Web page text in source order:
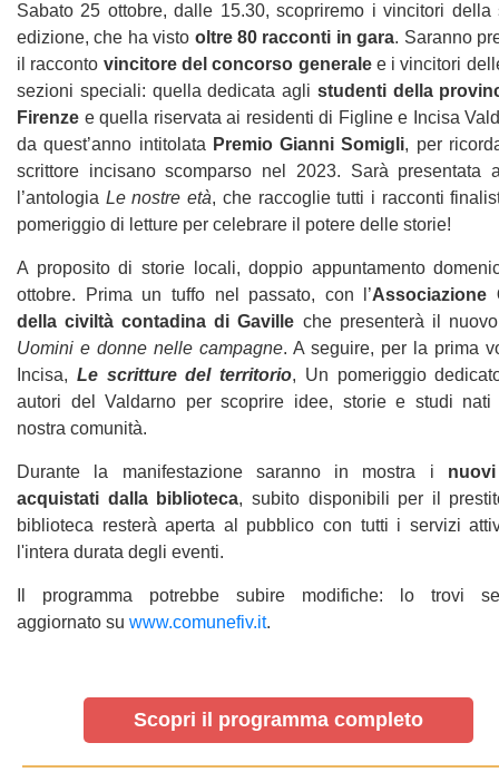
Sabato 25 ottobre, dalle 15.30, scopriremo i vincitori della
edizione, che ha visto oltre 80 racconti in gara. Saranno
il racconto vincitore del concorso generalee i vincitori
sezioni speciali: quella dedicata agli studenti della
Firenze e quella riservata ai residenti di Figline e Incisa
da quest’anno intitolata Premio Gianni Somigli, per
scrittore incisano scomparso nel 2023. Sarà presentata
l’antologia Le nostre età, che raccoglie tutti i racconti
pomeriggio di letture per celebrare il potere delle storie!
A proposito di storie locali, doppio appuntamento
ottobre. Prima un tuffo nel passato, con l’Associazione
della civiltà contadina di Gaville che presenterà il
Uomini e donne nelle campagne. A seguire, per la prima
Incisa, Le scritture del territorio, Un pomeriggio
autori del Valdarno per scoprire idee, storie e studi nati
nostra comunità.
Durante la manifestazione saranno in mostra i
acquistati dalla biblioteca, subito disponibili per il
biblioteca resterà aperta al pubblico con tutti i servizi
l'intera durata degli eventi.
Il programma potrebbe subire modifiche: lo trovi
aggiornato su www.comunefiv.it.
Scopri il programma completo